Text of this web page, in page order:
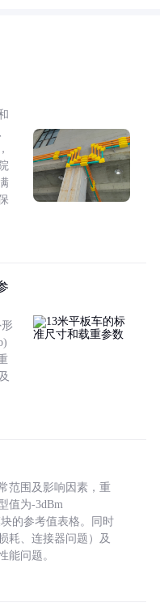
范围及影响因素，重
值为-3dBm
的参考值表格。同时
耗、连接器问题）及
能问题。